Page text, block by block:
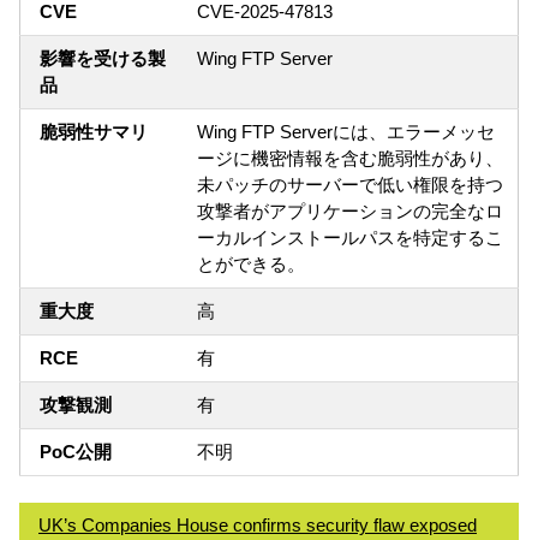
CVE CVE-2025-47813
影響を受ける製
品
Wing FTP Server
脆弱性サマリ
Wing FTP Serverには、エラーメッセ
ージに機密情報を含む脆弱性があり、
未パッチのサーバーで低い権限を持つ
攻撃者がアプリケーションの完全なロ
ーカルインストールパスを特定するこ
とができる。
重大度 高
RCE 有
攻撃観測 有
PoC公開 不明
UK’s Companies House confirms security flaw exposed